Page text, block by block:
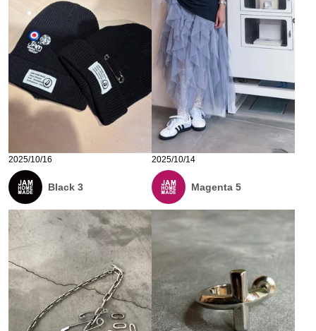
2025/10/16
Black 3
2025/10/14
Magenta 5